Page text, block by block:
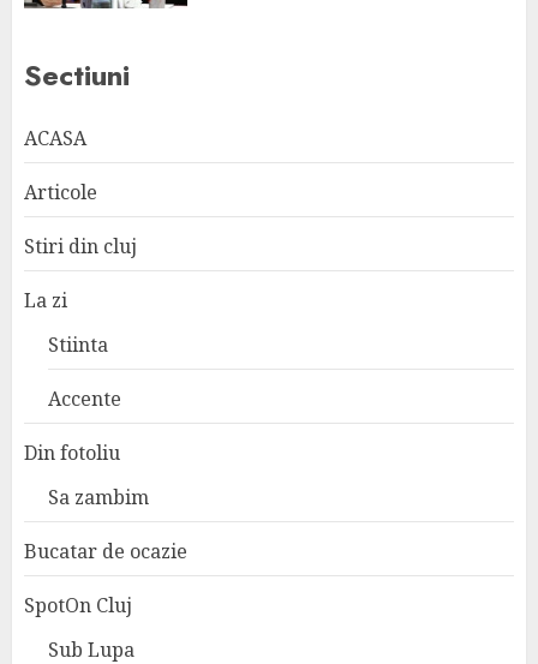
Sectiuni
ACASA
Articole
Stiri din cluj
La zi
Stiinta
Accente
Din fotoliu
Sa zambim
Bucatar de ocazie
SpotOn Cluj
Sub Lupa